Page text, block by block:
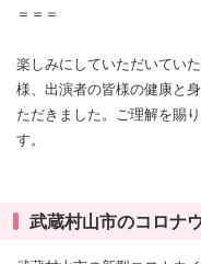
＝＝＝
楽しみにしていただいてい
様、出演者の皆様の健康と
ただきました。ご理解を賜
す。
武蔵村山市のコロナ